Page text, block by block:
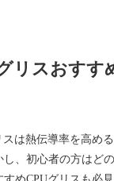
リスおすす
スは熱伝導率を高め
し、初心者の方はど